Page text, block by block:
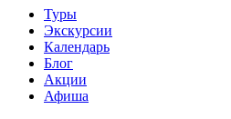
Туры
Экскурсии
Календарь
Блог
Акции
Афиша